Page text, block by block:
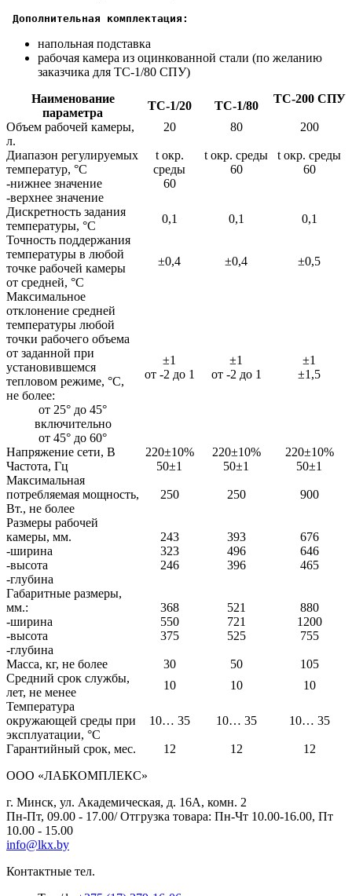
Дополнительная комплектация:
напольная подставка
рабочая камера из оцинкованной стали (по желанию
заказчика для ТС-1/80 СПУ)
Наименование
параметра
ТС-1/20 ТС-1/80
ТС-200 СПУ
Объем рабочей камеры,
л.
20 80 200
Диапазон регулируемых
температур, °С
-нижнее значение
-верхнее значение
t окр.
среды
60
t окр. среды
60
t окр. среды
60
Дискретность задания
температуры, °С
0,1 0,1
0,1
Точность поддержания
температуры в любой
точке рабочей камеры
от средней, °С
±0,4 ±0,4 ±0,5
Максимальное
отклонение средней
температуры любой
точки рабочего объема
от заданной при
установившемся
тепловом режиме, °С,
не более:
от 25° до 45°
включительно
от 45° до 60°
±1
от -2 до 1
±1
от -2 до 1
±1
±1,5
Напряжение сети, В 220±10% 220±10%
220±10%
Частота, Гц
50±1 50±1
50±1
Максимальная
потребляемая мощность,
Вт., не более
250 250 900
Размеры рабочей
камеры, мм.
-ширина
-высота
-глубина
243
323
246
393
496
396
676
646
465
Габаритные размеры,
мм.:
-ширина
-высота
-глубина
368
550
375
521
721
525
880
1200
755
Масса, кг, не более 30 50
105
Средний срок службы,
лет, не менее
10 10
10
Температура
окружающей среды при
эксплуатации, °С
10… 35 10… 35 10… 35
Гарантийный срок, мес. 12 12
12
ООО «ЛАБКОМПЛЕКС»
г. Минск, ул. Академическая, д. 16А, комн. 2
Пн-Пт, 09.00 - 17.00/ Отгрузка товара: Пн-Чт 10.00-16.00, Пт
10.00 - 15.00
info@lkx.by
Контактные тел.